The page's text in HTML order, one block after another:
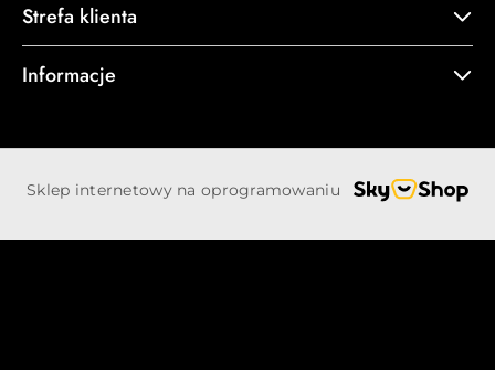
Strefa klienta
Informacje
Sklep internetowy na oprogramowaniu